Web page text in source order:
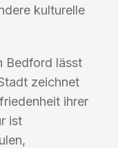
kulturelle
Bedford lässt
zeichnet
ihrer
ist